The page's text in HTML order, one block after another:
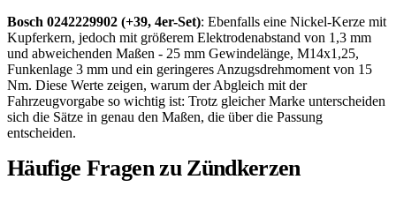
Bosch 0242229902 (+39, 4er-Set): Ebenfalls eine Nickel-Kerze mit
Kupferkern, jedoch mit größerem Elektrodenabstand von 1,3 mm
und abweichenden Maßen - 25 mm Gewindelänge, M14x1,25,
Funkenlage 3 mm und ein geringeres Anzugsdrehmoment von 15
Nm. Diese Werte zeigen, warum der Abgleich mit der
Fahrzeugvorgabe so wichtig ist: Trotz gleicher Marke unterscheiden
sich die Sätze in genau den Maßen, die über die Passung
entscheiden.
Häufige Fragen zu Zündkerzen